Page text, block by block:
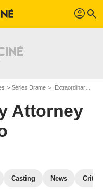
profil search
Séries Drame Extraordinary Attorney Woo
Attorney
Casting News